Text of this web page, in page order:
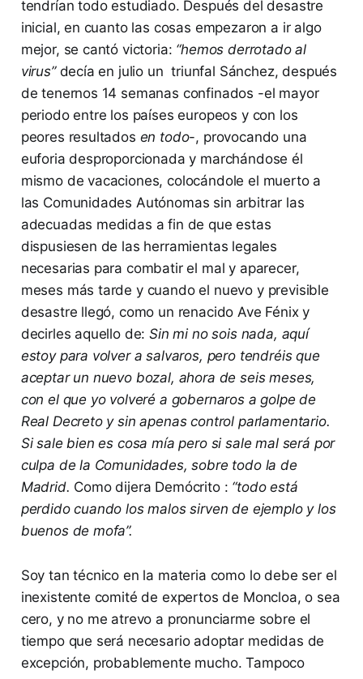
tendrían todo estudiado. Después del desastre
inicial, en cuanto las cosas empezaron a ir algo
mejor, se cantó victoria: “hemos derrotado al
virus”decía en julio un triunfal Sánchez, después
de tenernos 14 semanas confinados -el mayor
periodo entre los países europeos y con los
peores resultados en todo-, provocando una
euforia desproporcionada y marchándose él
mismo de vacaciones, colocándole el muerto a
las Comunidades Autónomas sin arbitrar las
adecuadas medidas a fin de que estas
dispusiesen de las herramientas legales
necesarias para combatir el mal y aparecer,
meses más tarde y cuando el nuevo y previsible
desastre llegó, como un renacido Ave Fénix y
decirles aquello de:Sin mi no sois nada, aquí
estoy para volver a salvaros, pero tendréis que
aceptar un nuevo bozal, ahora de seis meses,
con el que yo volveré a gobernaros a golpe de
Real Decreto y sin apenas control parlamentario.
Si sale bien es cosa mía pero si sale mal será por
culpa de la Comunidades, sobre todo la de
Madrid. Como dijera Demócrito : “todo está
perdido cuando los malos sirven de ejemplo y los
buenos de mofa”.
Soy tan técnico en la materia como lo debe ser el
inexistente comité de expertos de Moncloa, o sea
cero, y no me atrevo a pronunciarme sobre el
tiempo que será necesario adoptar medidas de
excepción, probablemente mucho. Tampoco